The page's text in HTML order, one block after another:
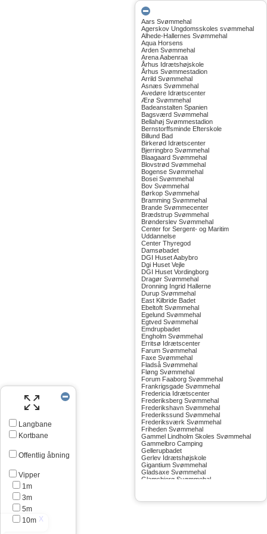
Langbane
Kortbane
Offentlig åbning
Vipper
1m
3m
5m
10m
Aars Svømmehal
Agerskov Ungdomsskoles svømmehal
Alhede-Hallernes Svømmehal
Aqua Horsens
Arden Svømmehal
Arena Aabenraa
Århus Idrætshøjskole
Århus Svømmestadion
Arrild Svømmehal
Asnæs Svømmehal
Avedøre Idrætscenter
Ærø Svømmehal
Badeanstalten Spanien
Bagsværd Svømmehal
Bellahøj Svømmestadion
Bernstorffsminde Efterskole
Billund Bad
Birkerød Idrætscenter
Bjerringbro Svømmehal
Blaagaard Svømmehal
Blovstrød Svømmehal
Bogense Svømmehal
Bosei Svømmehal
Bov Svømmehal
Børkop Svømmehal
Bramming Svømmehal
Brande Svømmecenter
Brædstrup Svømmehal
Brønderslev Svømmehal
Center for Sergent- og Maritim
Uddannelse
Center Thyregod
Damsøbadet
DGI Huset Aabybro
Dgi Huset Vejle
DGI Huset Vordingborg
Dragør Svømmehal
Dronning Ingrid Hallerne
Durup Svømmehal
East Kilbride Badet
Ebeltoft Svømmehal
Egelund Svømmehal
Egtved Svømmehal
Emdrupbadet
Engholm Svømmehal
Erritsø Idrætscenter
Farum Svømmehal
Faxe Svømmehal
Fladså Svømmehal
Fløng Svømmehal
Forum Faaborg Svømmehal
Frankrigsgade Svømmehal
Fredericia Idrætscenter
Frederiksberg Svømmehal
Frederikshavn Svømmehal
Frederikssund Svømmehal
Frederiksværk Svømmehal
Friheden Svømmehal
Gammel Lindholm Skoles Svømmehal
Gammelbro Camping
Gellerupbadet
Gerlev Idrætshøjskole
Gigantium Svømmehal
Gladsaxe Svømmehal
Glamsbjerg Svømmehal
Greve Svømmehal